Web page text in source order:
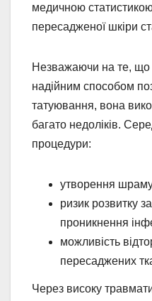
медичною
пересадженої шкіри
Незважаючи на те, що
надійним способом
татуювання, вона
багато недоліків.
процедури:
утворення
ризик розвитку
проникнення
можливість
пересаджених
Через високу